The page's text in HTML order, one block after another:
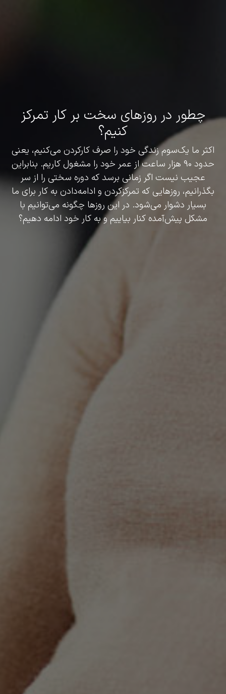
چطور در روزهای سخت بر کار تمرکز
کنیم؟
اکثر ما یک‌سوم زندگی خود را صرف کارکردن می‌کنیم، یعنی
حدود ۹۰ هزار ساعت از عمر خود را مشغول کاریم. بنابراین
عجیب نیست اگر زمانی برسد که دوره سختی را از سر
بگذرانیم، روزهایی که تمرکزکردن و ادامه‌دادن به کار برای ما
بسیار دشوار می‌شود. در این روزها چگونه می‌توانیم با
مشکل پیش‌آمده کنار بیاییم و به کار خود ادامه دهیم؟